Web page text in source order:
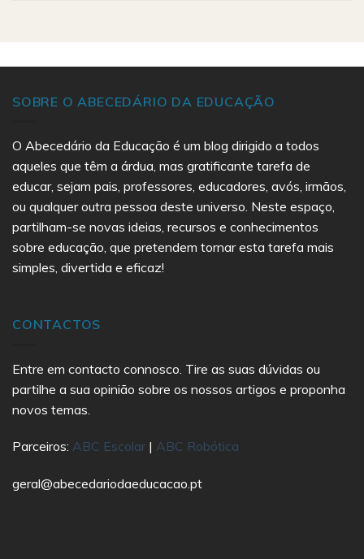
SOBRE O ABECEDÁRIO DA EDUCAÇÃO
O Abecedário da Educação é um blog dirigido a todos
aqueles que têm a árdua, mas gratificante tarefa de
educar, sejam pais, professores, educadores, avós, irmãos,
ou qualquer outra pessoa deste universo. Neste espaço,
partilham-se novas ideias, recursos e conhecimentos
sobre educação, que pretendem tornar esta tarefa mais
simples, divertida e eficaz!
CONTACTOS
Entre em contacto connosco. Tire as suas dúvidas ou
partilhe a sua opinião sobre os nossos artigos e proponha
novos temas.
Parceiros: ABC Escolar | ABC Robótica
geral@abecedariodaeducacao.pt